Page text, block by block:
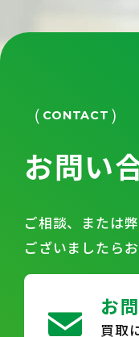
CONTACT
お問い
ご相談、または
ございましたら
お
買取